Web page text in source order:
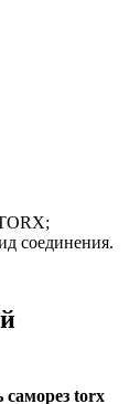
соединения.
саморез torx